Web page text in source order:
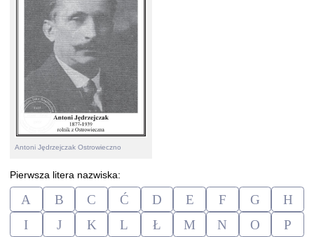
Antoni Jędrzejczak Ostrowieczno
Pierwsza litera nazwiska:
A B C Ć D E F G
H
I
J K L Ł M N O P